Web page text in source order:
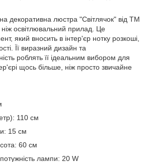
декоративна люстра "Світлячок" від ТМ
освітлювальний прилад. Це
який вносить в інтер'єр нотку розкоші,
Її виразний дизайн та
роблять її ідеальним вибором для
щось більше, ніж просто звичайне
110 см
15 см
60 см
лампи: 20 W